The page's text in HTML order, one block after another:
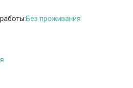
Без проживания